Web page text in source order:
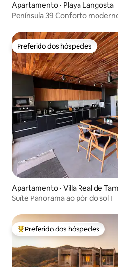
Apartamento ⋅ Playa Langosta
Península 39 Conforto
Preferido dos hóspedes
Preferido dos hóspedes
Apartamento ⋅ Villa Real de
Suíte Panorama ao pôr do sol I
Entre os melhores preferidos
Preferido dos hóspedes